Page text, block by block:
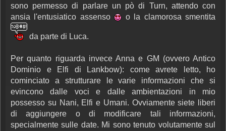
sono permesso di parlare un pò di Turn, attendo con
ansia l'entusiatico assenso
o la clamorosa smentita
da parte di Luca.
Per quanto riguarda invece Anna e GM (ovvero Antico
Dominio e Elfi di Lankbow): come avrete letto, ho
cominciato a strutturare le varie informazioni che si
evincono dalle voci e dalle ambientazioni in mio
possesso su Nani, Elfi e Umani. Ovviamente siete liberi
di aggiungere o di modificare tali informazioni,
specialmente sulle date. Mi sono tenuto volutamente sul